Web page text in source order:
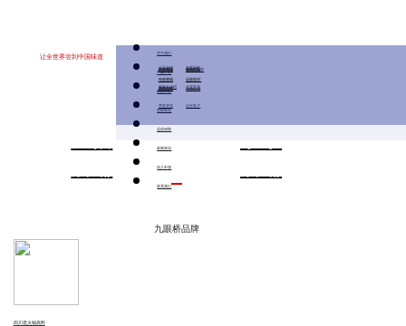
九眼桥品牌
四川老火锅底料
让全世界尝到中国味道
关于我们
公司介绍 发展历程
创始人介绍 企业文化
荣誉资质 合作客户
产品中心
定制餐调 九眼桥品牌
莎轩品牌
敏捷研发
研发理念 研发团队
研发实力
智能制造
智造理念 智造实力
智造产线
品质保障
质量理念 质量体系
质量管控 质量检测
新闻资讯
行业资讯 企业新闻
加入申唐
人才理念 合一学社
人才招聘
联系我们
销售热线 总部/工厂